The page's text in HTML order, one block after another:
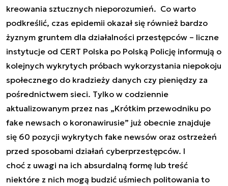
kreowania sztucznych nieporozumień. Co warto
podkreślić, czas epidemii okazał się również bardzo
żyznym gruntem dla działalności przestępców – liczne
instytucje od CERT Polska po Polską Policję informują o
kolejnych wykrytych próbach wykorzystania niepokoju
społecznego do kradzieży danych czy pieniędzy za
pośrednictwem sieci. Tylko w codziennie
aktualizowanym przez nas „Krótkim przewodniku po
fake newsach o koronawirusie” już obecnie znajduje
się 60 pozycji wykrytych fake newsów oraz ostrzeżeń
przed sposobami działań cyberprzestępców. I
choć z uwagi na ich absurdalną formę lub treść
niektóre z nich mogą budzić uśmiech politowania to